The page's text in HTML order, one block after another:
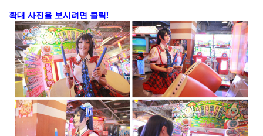
확대 사진을 보시려면 클릭!